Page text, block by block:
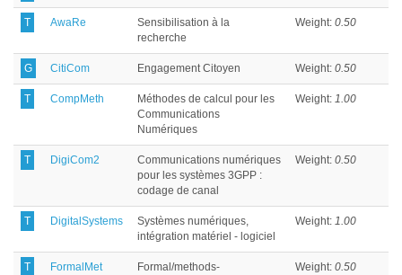
T AwaRe
Sensibilisation à la
recherche
Weight: 0.50
G CitiCom Engagement Citoyen Weight: 0.50
T CompMeth
Méthodes de calcul pour les
Communications
Numériques
Weight: 1.00
T DigiCom2
Communications numériques
pour les systèmes 3GPP :
codage de canal
Weight: 0.50
T DigitalSystems
Systèmes numériques,
intégration matériel - logiciel
Weight: 1.00
T FormalMet
Formal/methods-
Weight: 0.50